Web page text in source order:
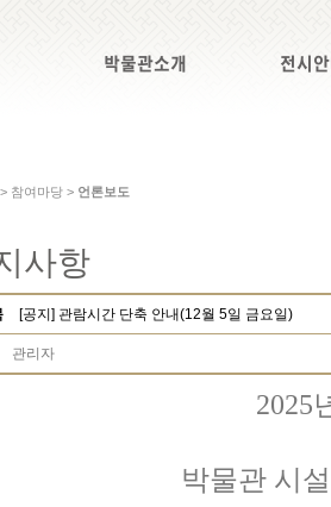
박물관소개 전시안
참여마당 > 언론보도
사항
[공지] 관람시간 단축 안내(12월 5일 금요일)
관리자
2025
박물관 시